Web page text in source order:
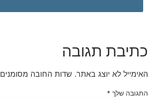
כתיבת תגובה
האימייל לא יוצג באתר. שדות החובה מסומנים
התגובה שלך *